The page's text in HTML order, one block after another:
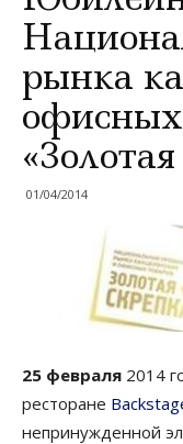
рынка
офисных
01/04/2014
25 февраля 2014
ресторане
непринужденной